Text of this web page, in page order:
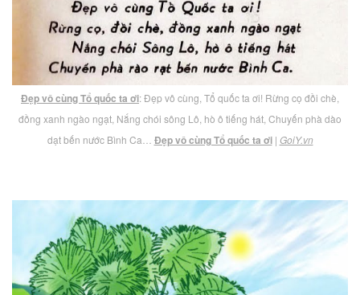
Đẹp vô cùng Tổ quốc ta ơi: Đẹp vô cùng, Tổ quốc ta ơi! Rừng cọ đồi chè,
đồng xanh ngào ngạt, Nắng chói sông Lô, hò ô tiếng hát, Chuyến phà dào
dạt bến nước Bình Ca… Đẹp vô cùng Tổ quốc ta ơi| GoiY.vn